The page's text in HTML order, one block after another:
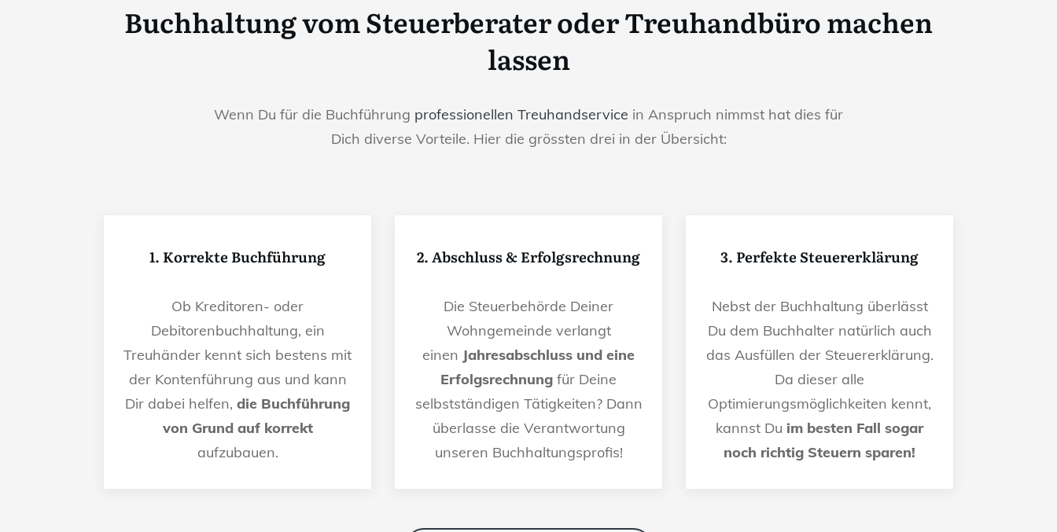
Buchhaltung vom Steuerberater oder Treuhandbüro machen
lassen
Wenn Du für die Buchführung professionellen Treuhandservice in Anspruch nimmst hat dies für
Dich diverse Vorteile. Hier die grössten drei in der Übersicht:
1. Korrekte Buchführung
Ob Kreditoren- oder
Debitorenbuchhaltung, ein
Treuhänder kennt sich bestens mit
der Kontenführung aus und kann
Dir dabei helfen, die Buchführung
von Grund auf korrekt
aufzubauen.
2. Abschluss & Erfolgsrechnung
Die Steuerbehörde Deiner
Wohngemeinde verlangt
einen Jahresabschluss und eine
Erfolgsrechnung für Deine
selbstständigen Tätigkeiten? Dann
überlasse die Verantwortung
unseren Buchhaltungsprofis!
3. Perfekte Steuererklärung
Nebst der Buchhaltung überlässt
Du dem Buchhalter natürlich auch
das Ausfüllen der Steuererklärung.
Da dieser alle
Optimierungsmöglichkeiten kennt,
kannst Du im besten Fall sogar
noch richtig Steuern sparen!